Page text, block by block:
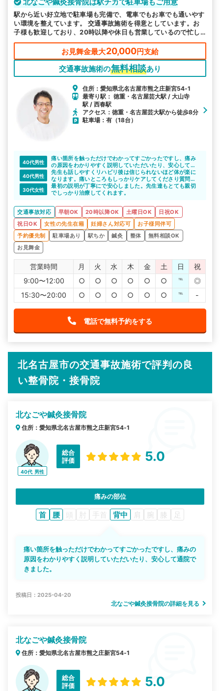
駅から探す 院名から探す
北なごや鍼灸接骨院は駅チカで駐車場もご用意
駅から近い好立地で駐車場も完備で、電車でもお車でも通いやす
い環境を整えています。 交通事故施術を得意としています。お
子様も歓迎しており、20時以降や休日も営業しているので忙し
い方もご都合に合わせてお越しいただけます。
お見舞金最大20,000円支給
交通事故施術の無料相談あり
住所：愛知県北名古屋市熊之庄新宮54‐1
最寄り駅： 徳重・名古屋芸大駅 / 大山寺
駅 / 西春駅
アクセス：徳重・名古屋芸大駅から徒歩8分
駐車場：有（18台）
40代男性
痛い箇所を触っただけでわかってすごかったですし、痛み
の原因をわかりやすく説明していただいたり、安心して通
院できました。
40代男性
先生も話しやすくリハビリ後は信じられないほど体が楽に
なります。痛いところもしっかりケアしてくださり質問に
もわかりやすく丁寧に答えてくださいます。
30代女性
最初の説明が丁寧にで安心しました。先生達もとても親切
でしっかり治療してくれます。
交通事故対応 早朝OK 20時以降OK 土曜日OK
日祝OK
祝日OK
女性の先生在籍 妊婦さん対応可
お子様同伴可
予約優先制
駐車場あり 駅ちか 鍼灸 整体
無料相談OK
お見舞金
営業時間 月 火 水 木 金 土 日
祝
9:00〜12:00
○ ○ ○ ○ ○ ○ ℡
◎
15:30〜20:00
○ ○ ○ ○ ○ ○ ℡ -
電話で無料予約をする
北名古屋市の交通事故施術で評判の良
い整骨院・接骨院
北なごや鍼灸接骨院
住所：愛知県北名古屋市熊之庄新宮54‐1
40代 男性
総合
評価
5.0
痛みの部位
首 腰 頭 肘 手首 背中 肩 腕 膝 足
痛い箇所を触っただけでわかってすごかったですし、痛みの
原因をわかりやすく説明していただいたり、安心して通院で
きました。
投稿日：2025-04-20
北なごや鍼灸接骨院の詳細を見る
北なごや鍼灸接骨院
住所：愛知県北名古屋市熊之庄新宮54‐1
総合
評価
5.0